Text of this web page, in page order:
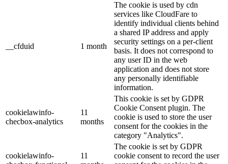
__cfduid 1 month
The cookie is used by cdn
services like CloudFare to
identify individual clients behind
a shared IP address and apply
security settings on a per-client
basis. It does not correspond to
any user ID in the web
application and does not store
any personally identifiable
information.
cookielawinfo-
checbox-analytics
11
months
This cookie is set by GDPR
Cookie Consent plugin. The
cookie is used to store the user
consent for the cookies in the
category "Analytics".
cookielawinfo-
11
The cookie is set by GDPR
cookie consent to record the user